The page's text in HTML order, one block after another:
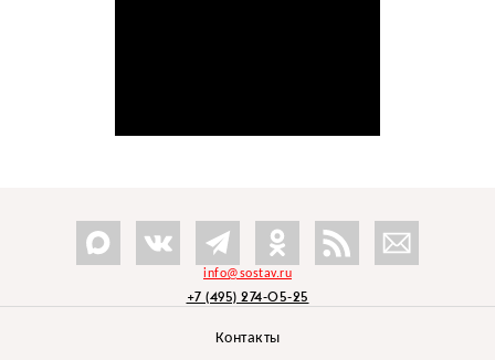
info@sostav.ru
+7 (495) 274-05-25
Контакты